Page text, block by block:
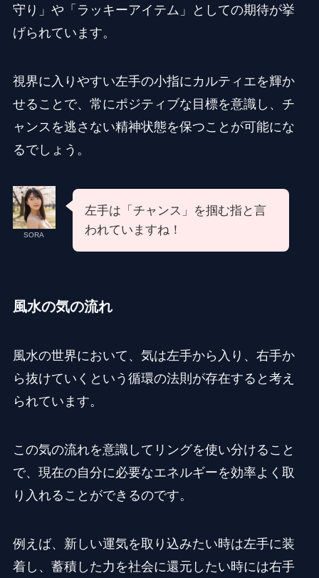
守り」や「ラッキーアイテム」としての期待が挙
げられています。
視界に入りやすい左手の小指にカルティエを輝か
せることで、常にポジティブな目標を意識し、チ
ャンスを逃さない精神状態を保つことが可能にな
るでしょう。
SORA
左手は「チャンス」を掴む指と言
われていますね！
風水の気の流れ
風水の世界において、気は左手から入り、右手か
ら抜けていくという循環の法則が存在すると考え
られています。
この気の流れを意識してリングを使い分けること
で、現在の自分に必要なエネルギーを効率よく取
り入れることができるのです。
例えば、新しい運気を取り込みたい時は左手に装
着し、蓄積した力を社会に還元したい時には右手